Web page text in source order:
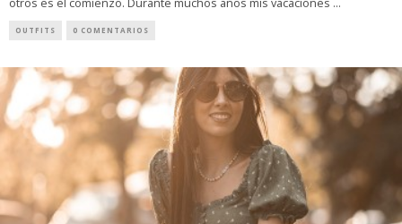
OUTFITS 0 COMENTARIOS